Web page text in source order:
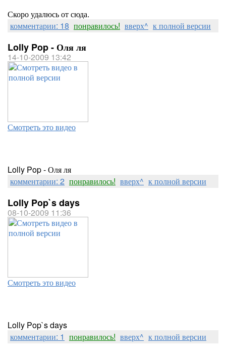
Скоро удалюсь от сюда.
комментарии: 18 понравилось! вверх^ к полной версии
Lolly Pop - Оля ля
14-10-2009 13:42
Смотреть это видео
Lolly Pop - Оля ля
комментарии: 2 понравилось! вверх^ к полной версии
Lolly Pop`s days
08-10-2009 11:36
Смотреть это видео
Lolly Pop`s days
комментарии: 1 понравилось! вверх^ к полной версии